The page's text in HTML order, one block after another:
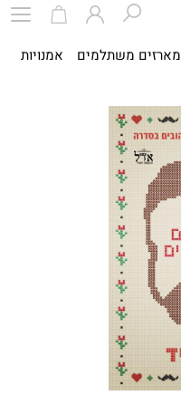
מארזים משתלמים אמנויות